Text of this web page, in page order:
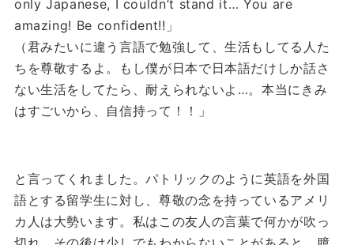
only Japanese, I couldn’t stand it… You are
amazing! Be confident!!」
（君みたいに違う言語で勉強して、生活もしてる人た
ちを尊敬するよ。もし僕が日本で日本語だけしか話さ
ない生活をしてたら、耐えられないよ…。本当にきみ
はすごいから、自信持って！！」
と言ってくれました。パトリックのように英語を外国
語とする留学生に対し、尊敬の念を持っているアメリ
カ人は大勢います。 私はこの友人の言葉で何かが吹っ